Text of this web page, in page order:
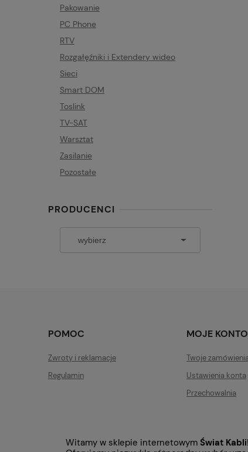
Pakowanie
PC Phone
RTV
Rozgałęźniki i Extendery wideo
Sieci
Smart DOM
Toslink
TV-SAT
Warsztat
Zasilanie
Pozostałe
PRODUCENCI
POMOC
Zwroty i reklamacje
Regulamin
MOJE KONTO
Twoje zamówienia
Ustawienia konta
Przechowalnia
Witamy w sklepie internetowym Świat Kabli!